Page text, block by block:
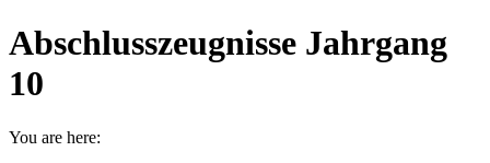
Abschlusszeugnisse Jahrgang
10
You are here: